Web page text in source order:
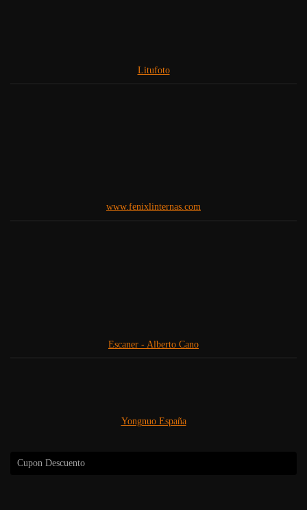
Litufoto
www.fenixlinternas.com
Escaner - Alberto Cano
Yongnuo España
Cupon Descuento